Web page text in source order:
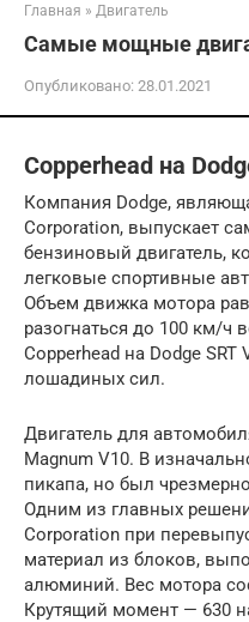
Главная » Двигатель
Самые мощные
Опубликовано: 28.01.2021
Copperhead на
Компания Dodge,
Corporation, выпускает
бензиновый двигатель,
легковые спортивные
Объем движка мотора
разогнаться до 100 км/ч
Copperhead на Dodge SRT
лошадиных сил.
Двигатель для
Magnum V10. В
пикапа, но был
Одним из главных
Corporation при
материал из блоков,
алюминий. Вес мотора
Крутящий момент — 630